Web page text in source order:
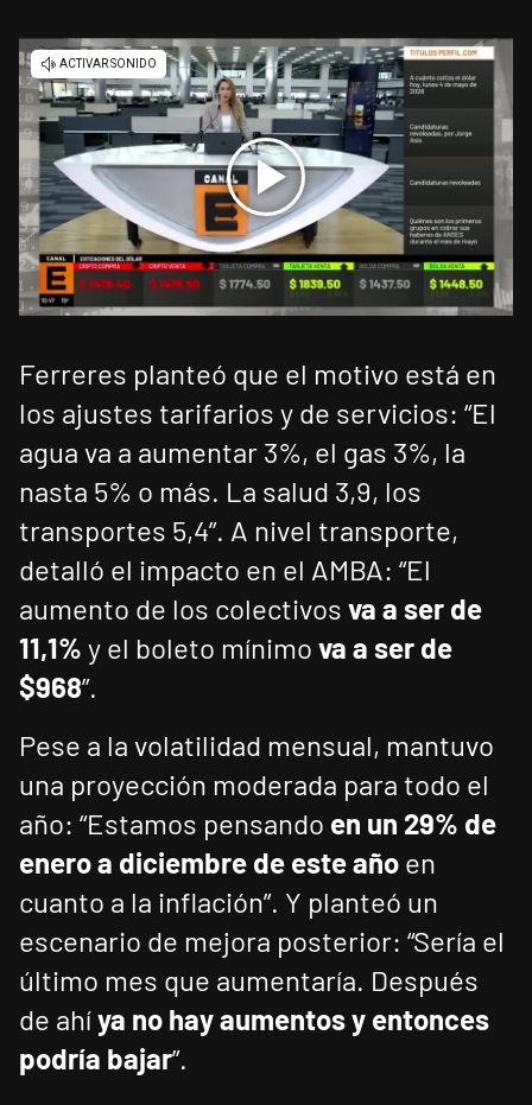
Ferreres planteó que el motivo está en
los ajustes tarifarios y de servicios: “El
agua va a aumentar 3%, el gas 3%, la
nasta 5% o más. La salud 3,9, los
transportes 5,4”. A nivel transporte,
detalló el impacto en el AMBA: “El
aumento de los colectivos va a ser de
11,1% y el boleto mínimo va a ser de
$968”.
Pese a la volatilidad mensual, mantuvo
una proyección moderada para todo el
año: “Estamos pensando en un 29% de
enero a diciembre de este año en
cuanto a la inflación”. Y planteó un
escenario de mejora posterior: “Sería el
último mes que aumentaría. Después
de ahíya no hay aumentos y entonces
podría bajar”.